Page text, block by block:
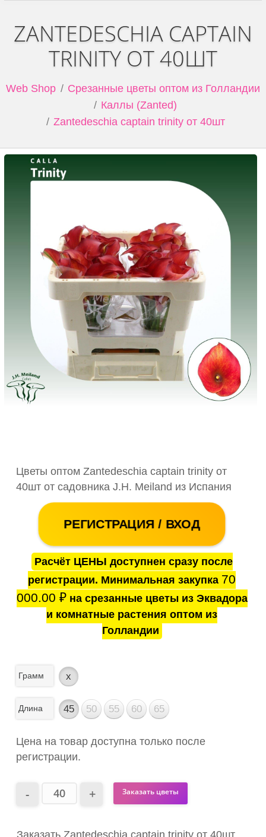
ZANTEDESCHIA CAPTAIN
TRINITY ОТ 40ШТ
Web Shop
Срезанные цветы оптом из Голландии
Каллы (Zanted)
Zantedeschia captain trinity от 40шт
Цветы оптом Zantedeschia captain trinity от
40шт от садовника J.H. Meiland из Испания
РЕГИСТРАЦИЯ / ВХОД
Расчёт ЦЕНЫ доступнен сразу после
регистрации. Минимальная закупка 70
000.00 ₽на срезанные цветы из Эквадора
и комнатные растения оптом из
Голландии
Грамм x
Длина 45 50 55 60 65
Цена на товар доступна только после
регистрации.
Заказать цветы
Заказать Zantedeschia captain trinity от 40шт